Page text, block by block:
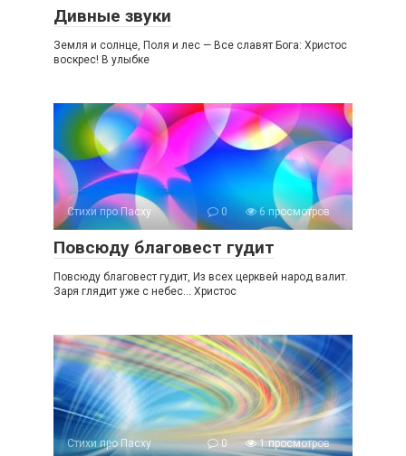
Дивные звуки
Земля и солнце, Поля и лес — Все славят Бога: Христос
воскрес! В улыбке
Стихи про Пасху 0 6 просмотров
Повсюду благовест гудит
Повсюду благовест гудит, Из всех церквей народ валит.
Заря глядит уже с небес… Христос
Стихи про Пасху 0 1 просмотров